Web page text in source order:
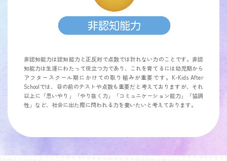
非認知能力は認知能力と正反対で点数では計れない力のことです。非認
知能力は生涯にわたって役立つ力であり、これを育てるには幼児期から
アフタースクール期にかけての取り組みが重要です。K-Kids After
Schoolでは、目の前のテストや点数も重要だと考えておりますが、それ
以上に「思いやり」「やり抜く力」「コミュニケーション能力」「協調
性」など、社会に出た際に問われる力を養いたいと考えております。